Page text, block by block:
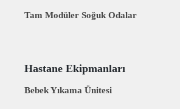
Tam Modüler Soğuk Odalar
Hastane Ekipmanları
Bebek Yıkama Ünitesi